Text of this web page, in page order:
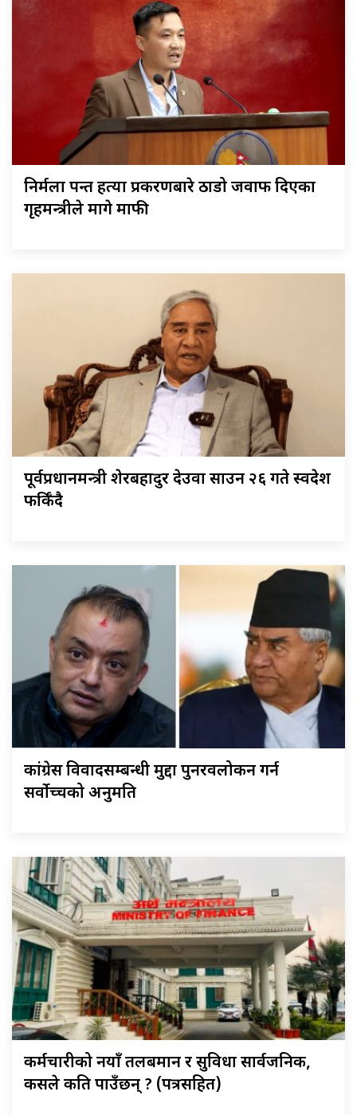
निर्मला पन्त हत्या प्रकरणबारे ठाडो जवाफ दिएका
गृहमन्त्रीले मागे माफी
पूर्वप्रधानमन्त्री शेरबहादुर देउवा साउन २६ गते स्वदेश
फर्किँदै
कांग्रेस विवादसम्बन्धी मुद्दा पुनरवलोकन गर्न
सर्वोच्चको अनुमति
कर्मचारीको नयाँ तलबमान र सुविधा सार्वजनिक,
कसले कति पाउँछन् ? (पत्रसहित)